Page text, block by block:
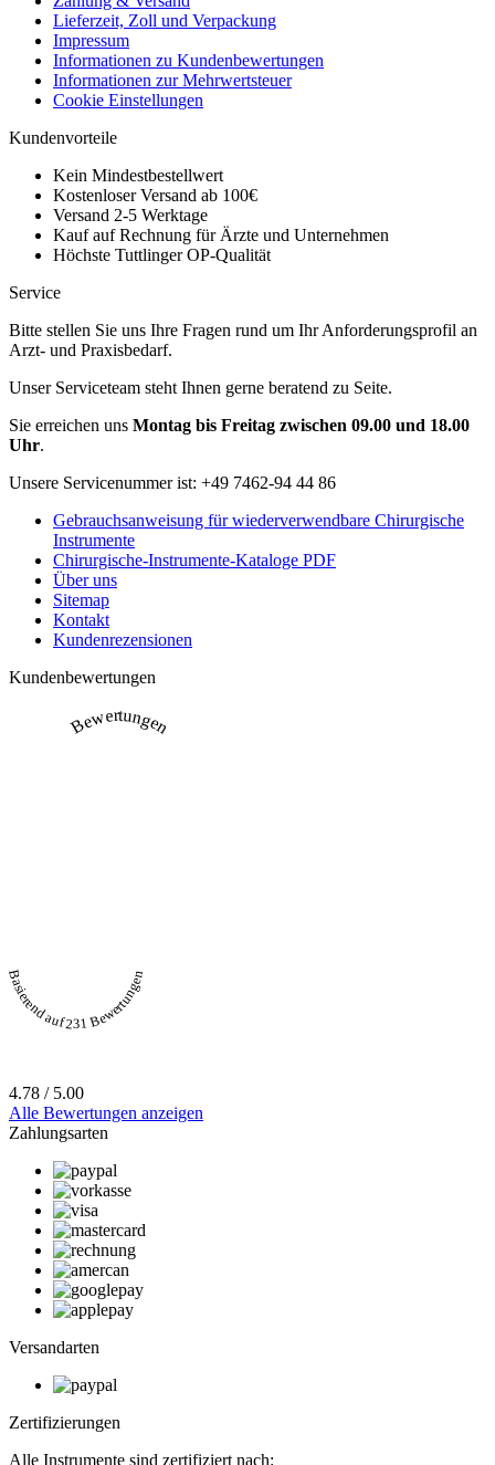
Lieferzeit, Zoll und Verpackung
Impressum
Informationen zu Kundenbewertungen
Informationen zur Mehrwertsteuer
Cookie Einstellungen
Kundenvorteile
Kein Mindestbestellwert
Kostenloser Versand ab 100€
Versand 2-5 Werktage
Kauf auf Rechnung für Ärzte und Unternehmen
Höchste Tuttlinger OP-Qualität
Service
Bitte stellen Sie uns Ihre Fragen rund um Ihr Anforderungsprofil an
Arzt- und Praxisbedarf.
Unser Serviceteam steht Ihnen gerne beratend zu Seite.
Sie erreichen uns Montag bis Freitag zwischen 09.00 und 18.00
Uhr.
Unsere Servicenummer ist: +49 7462-94 44 86
Gebrauchsanweisung für wiederverwendbare Chirurgische
Instrumente
Chirurgische-Instrumente-Kataloge PDF
Über uns
Sitemap
Kontakt
Kundenrezensionen
Kundenbewertungen
Bewertungen
Basierend auf 231 Bewertungen
4.78 / 5.00
Alle Bewertungen anzeigen
Zahlungsarten
Versandarten
Zertifizierungen
Alle Instrumente sind zertifiziert nach: